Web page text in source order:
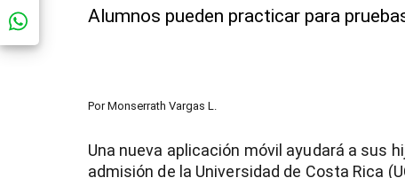
Alumnos pueden practicar para
Por Monserrath Vargas L.
Una nueva aplicación móvil ayudará a sus
admisión de la Universidad de Costa Rica